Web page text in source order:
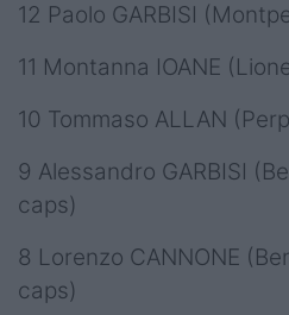
12 Paolo GARBISI
11 Montanna IOANE
10 Tommaso ALLAN
9 Alessandro GARBISI
caps)
8 Lorenzo CANNONE
caps)